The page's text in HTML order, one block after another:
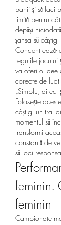
banii și să faci
limită pentru
depăși
șansa să
Concentrează-
regulile jocului
va oferi o idee
corecte de luat
„Simplu,
Folosește
câștigi un trai
momentul să
transformi
constantă de
să joci
feminin.
feminin
Campionate